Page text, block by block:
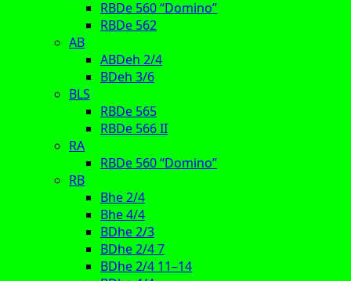
RBDe 560 “Domino”
RBDe 562
AB
ABDeh 2/4
BDeh 3/6
BLS
RBDe 565
RBDe 566 II
RA
RBDe 560 “Domino”
RB
Bhe 2/4
Bhe 4/4
BDhe 2/3
BDhe 2/4 7
BDhe 2/4 11–14